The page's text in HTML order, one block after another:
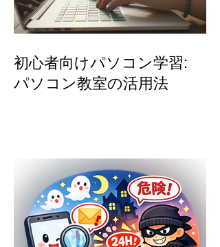
初心者向けパソコン学習:
パソコン教室の活用法